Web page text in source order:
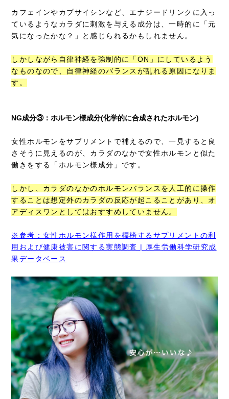
カフェインやカプサイシンなど、エナジードリンクに入っ
ているようなカラダに刺激を与える成分は、一時的に「元
気になったかな？」と感じられるかもしれません。
しかしながら自律神経を強制的に「ON」にしているよう
なものなので、自律神経のバランスが乱れる原因になりま
す。
NG成分③：ホルモン様成分(化学的に合成されたホルモン)
女性ホルモンをサプリメントで補えるので、一見すると良
さそうに見えるのが、カラダのなかで女性ホルモンと似た
働きをする「ホルモン様成分」です。
しかし、カラダのなかのホルモンバランスを人工的に操作
することは想定外のカラダの反応が起こることがあり、オ
アディスワンとしてはおすすめしていません。
※参考：女性ホルモン様作用を標榜するサプリメントの利
用および健康被害に関する実態調査 | 厚生労働科学研究成
果データベース